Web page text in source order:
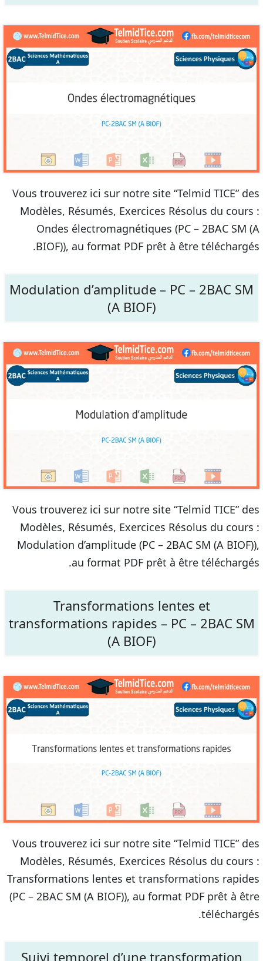
Vous trouverez ici sur notre site “Telmid TICE” des
Modèles, Résumés, Exercices Résolus du cours :
Ondes électromagnétiques (PC – 2BAC SM (A
BIOF)), au format PDF prêt à être téléchargés.
Modulation d’amplitude – PC – 2BAC SM
(A BIOF)
Vous trouverez ici sur notre site “Telmid TICE” des
Modèles, Résumés, Exercices Résolus du cours :
Modulation d’amplitude (PC – 2BAC SM (A BIOF)),
au format PDF prêt à être téléchargés.
Transformations lentes et
transformations rapides – PC – 2BAC SM
(A BIOF)
Vous trouverez ici sur notre site “Telmid TICE” des
Modèles, Résumés, Exercices Résolus du cours :
Transformations lentes et transformations rapides
(PC – 2BAC SM (A BIOF)), au format PDF prêt à être
téléchargés.
Suivi temporel d’une transformation